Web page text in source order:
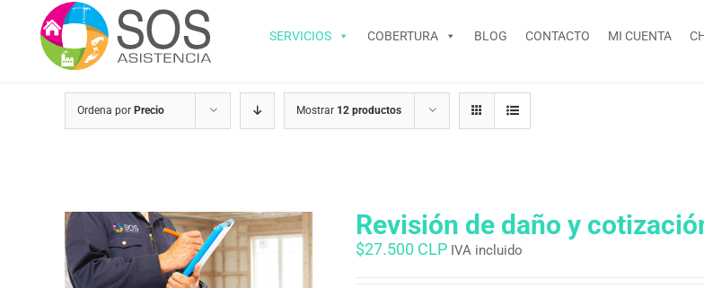
contenido
SERVICIOS COBERTURA BLOG CONTACTO MI CUENTA
Ordena por Precio Mostrar 12 productos
Revisión de daño y
$27.500 CLP IVA incluido